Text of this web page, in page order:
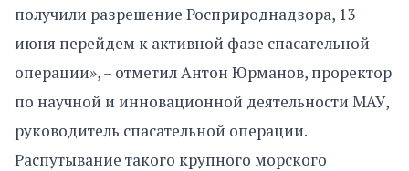
получили разрешение Росприроднадзора, 13
июня перейдем к активной фазе спасательной
операции», – отметил Антон Юрманов, проректор
по научной и инновационной деятельности МАУ,
руководитель спасательной операции.
Распутывание такого крупного морского